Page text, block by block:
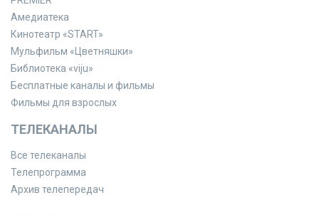
Амедиатека
Кинотеатр «START»
Мульфильм «Цветняшки»
Библиотека «viju»
Бесплатные каналы и фильмы
Фильмы для взрослых
ТЕЛЕКАНАЛЫ
Все телеканалы
Телепрограмма
Архив телепередач